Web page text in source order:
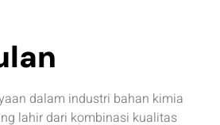
dalam industri bahan kimia
lahir dari kombinasi kualitas